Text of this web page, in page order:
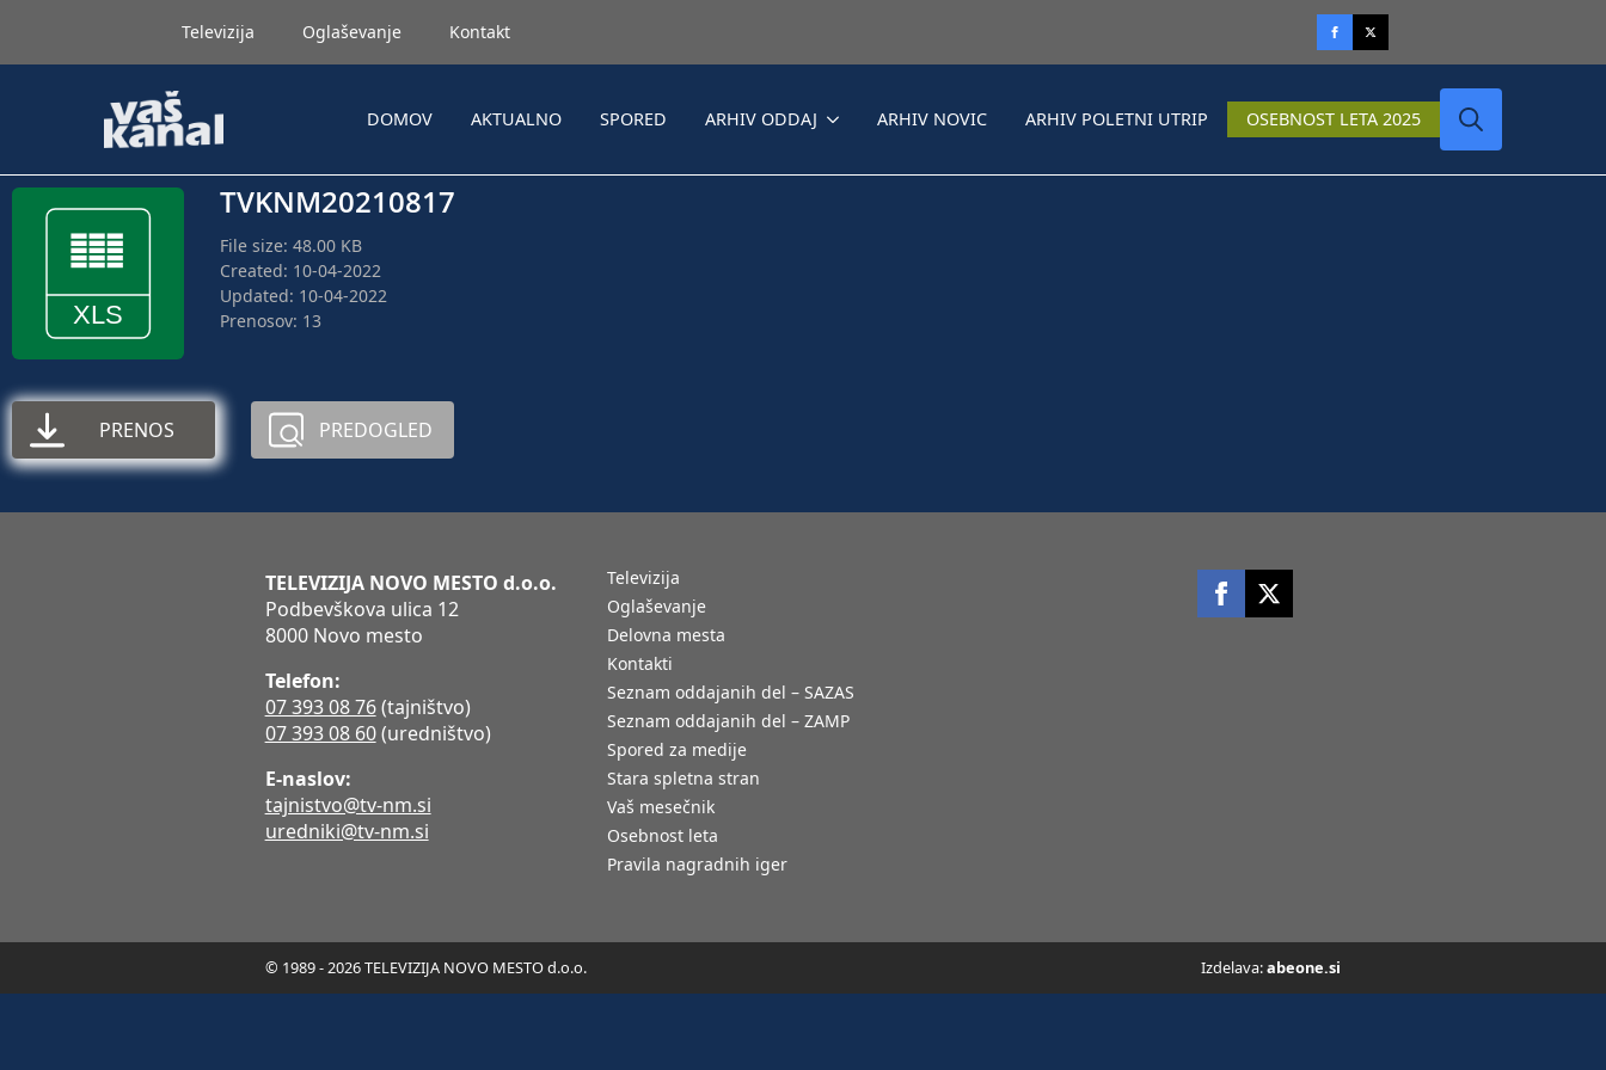
Televizija Oglaševanje Kontakt
DOMOV AKTUALNO SPORED ARHIV ODDAJ ARHIV NOVIC ARHIV POLETNI UTRIP OSEBNOST LETA 2025
TVKNM20210817
File size: 48.00 KB
Created: 10-04-2022
Updated: 10-04-2022
Prenosov: 13
PRENOS PREDOGLED
TELEVIZIJA NOVO MESTO d.o.o.
Podbevškova ulica 12
8000 Novo mesto
Telefon:
07 393 08 76(tajništvo)
07 393 08 60(uredništvo)
E-naslov:
tajnistvo@tv-nm.si
uredniki@tv-nm.si
Televizija
Oglaševanje
Delovna mesta
Kontakti
Seznam oddajanih del – SAZAS
Seznam oddajanih del – ZAMP
Spored za medije
Stara spletna stran
Vaš mesečnik
Osebnost leta
Pravila nagradnih iger
© 1989 - 2026 TELEVIZIJA NOVO MESTO d.o.o. Izdelava:abeone.si